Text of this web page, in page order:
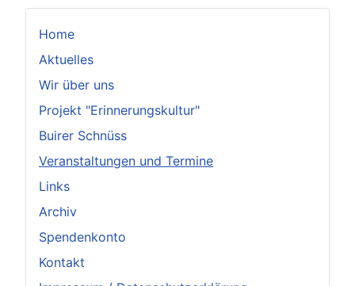
Home
Aktuelles
Wir über uns
Projekt "Erinnerungskultur"
Buirer Schnüss
Veranstaltungen und Termine
Links
Archiv
Spendenkonto
Kontakt